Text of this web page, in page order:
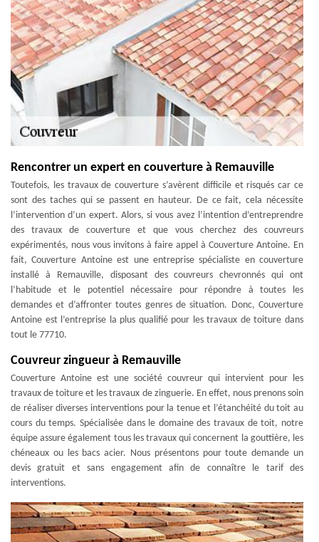
Rencontrer un expert en couverture à Remauville
Toutefois, les travaux de couverture s’avèrent difficile et risqués car ce
sont des taches qui se passent en hauteur. De ce fait, cela nécessite
l’intervention d’un expert. Alors, si vous avez l’intention d’entreprendre
des travaux de couverture et que vous cherchez des couvreurs
expérimentés, nous vous invitons à faire appel à Couverture Antoine. En
fait, Couverture Antoine est une entreprise spécialiste en couverture
installé à Remauville, disposant des couvreurs chevronnés qui ont
l’habitude et le potentiel nécessaire pour répondre à toutes les
demandes et d’affronter toutes genres de situation. Donc, Couverture
Antoine est l’entreprise la plus qualifié pour les travaux de toiture dans
tout le 77710.
Couvreur zingueur à Remauville
Couverture Antoine est une société couvreur qui intervient pour les
travaux de toiture et les travaux de zinguerie. En effet, nous prenons soin
de réaliser diverses interventions pour la tenue et l’étanchéité du toit au
cours du temps. Spécialisée dans le domaine des travaux de toit, notre
équipe assure également tous les travaux qui concernent la gouttière, les
chéneaux ou les bacs acier. Nous présentons pour toute demande un
devis gratuit et sans engagement afin de connaître le tarif des
interventions.